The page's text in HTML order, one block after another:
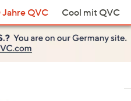
QVC Cool mit QVC